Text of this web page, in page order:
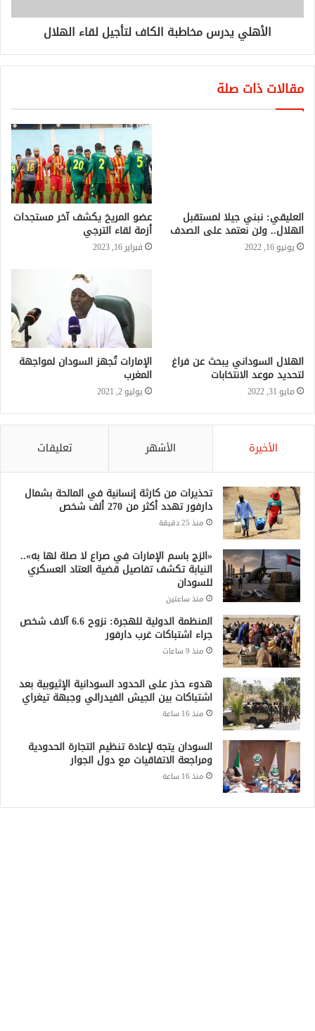
الأهلي يدرس مخاطبة الكاف لتأجيل لقاء الهلال
مقالات ذات صلة
العليقي: نبني جيلا لمستقبل
الهلال.. ولن نعتمد على الصدف
يونيو 16, 2022
عضو المريخ يكشف آخر مستجدات
أزمة لقاء الترجي
فبراير 16, 2023
الهلال السوداني يبحث عن فراغ
لتحديد موعد الانتخابات
مايو 31, 2022
الإمارات تُجهز السودان لمواجهة
المغرب
يوليو 2, 2021
الأخيرة الأشهر تعليقات
تحذيرات من كارثة إنسانية في المالحة بشمال
دارفور تهدد أكثر من 270 ألف شخص
منذ 25 دقيقة
«الزج باسم الإمارات في صراع لا صلة لها به»..
النيابة تكشف تفاصيل قضية العتاد العسكري
للسودان
منذ ساعتين
المنظمة الدولية للهجرة: نزوح 6.6 آلاف شخص
جراء اشتباكات غرب دارفور
منذ 9 ساعات
هدوء حذر على الحدود السودانية الإثيوبية بعد
اشتباكات بين الجيش الفيدرالي وجبهة تيغراي
منذ 16 ساعة
السودان يتجه لإعادة تنظيم التجارة الحدودية
ومراجعة الاتفاقيات مع دول الجوار
منذ 16 ساعة